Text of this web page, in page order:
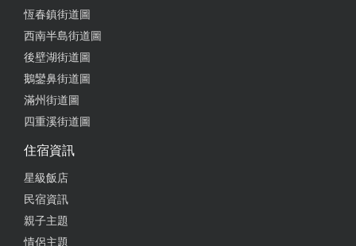
味出乎意料地和諧好吃，而且麵體很入味充滿微微椒
麻感覺；隨餐附贈的玉米濃湯味道也很讚，看起來是
恆春在地人常來的咖啡簡餐店
餐點好吃，價格合理，冷氣舒適，服務態度ok，只是
恆春鎮街道圖
西南半島街道圖
後壁湖街道圖
鵝鑾鼻街道圖
滿州街道圖
四重溪街道圖
住宿資訊
星級飯店
民宿資訊
親子主題
情侶主題